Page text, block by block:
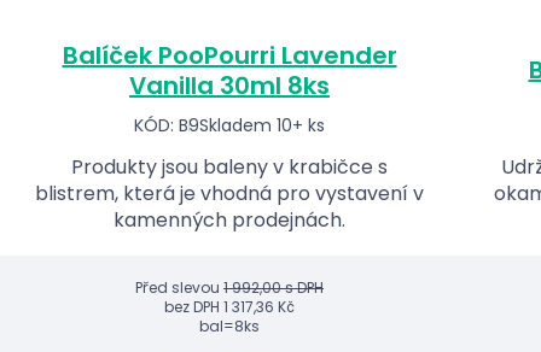
Balíček PooPourri Lavender
Vanilla 30ml 8ks
KÓD: B9Skladem 10+ ks
Produkty jsou baleny v krabičce s
blistrem, která je vhodná pro vystavení v
kamenných prodejnách.
Před slevou 1 992,00 s DPH
bez DPH 1 317,36 Kč
bal=8ks